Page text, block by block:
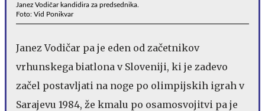
Janez Vodičar kandidira za predsednika.
Foto: Vid Ponikvar
Janez Vodičar pa je eden od začetnikov
vrhunskega biatlona v Sloveniji, ki je zadevo
začel postavljati na noge po olimpijskih igrah v
Sarajevu 1984, že kmalu po osamosvojitvi pa je